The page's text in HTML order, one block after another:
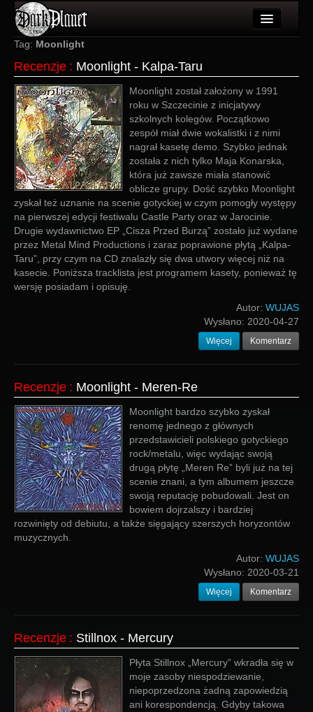
Artykuły
Użytkownicy
Wydarzenia
Galeria
Forum
Więcej
Login
Tag: Moonlight
Recenzje : Moonlight - Kalpa-Taru
Moonlight został założony w 1991
roku w Szczecinie z inicjatywy
szkolnych kolegów. Początkowo
zespół miał dwie wokalistki i z nimi
nagrał kasetę demo. Szybko jednak
została z nich tylko Maja Konarska,
która już zawsze miała stanowić
oblicze grupy. Dość szybko Moonlight
zyskał też uznanie na scenie gotyckiej w czym pomogły występy
na pierwszej edycji festiwalu Castle Party oraz w Jarocinie.
Drugie wydawnictwo EP „Cisza Przed Burzą” zostało już wydane
przez Metal Mind Productions i zaraz poprawione płytą „Kalpa-
Taru”, przy czym na CD znalazły się dwa utwory więcej niż na
kasecie. Poniższa tracklista jest programem kasety, ponieważ tę
wersję posiadam i opisuję.
Autor: WUJAS
Wysłano: 2020-04-27
Więcej Komentarz
Recenzje : Moonlight - Meren-Re
Moonlight bardzo szybko zyskał
renomę jednego z głównych
przedstawicieli polskiego gotyckiego
rock/metalu, więc wydając swoją
drugą płytę „Meren Re” byli już na tej
scenie znani, a tym albumem jeszcze
swoją reputację pobudowali. Jest on
bowiem dojrzalszy i bardziej
rozwinięty od debiutu, a także sięgający szerszych horyzontów
muzycznych.
Autor: WUJAS
Wysłano: 2020-03-21
Więcej Komentarz
Recenzje : Stillnox - Mercury
Płyta Stillnox „Mercury” wkradła się w
moje zasoby niespodziewanie,
niepoprzedzona żadną zapowiedzią
ani korespondencją. Gdyby takowa